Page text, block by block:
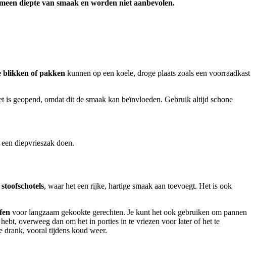
diepte van smaak en worden niet aanbevolen.
blikken of pakken kunnen op een koele, droge plaats zoals een voorraadkast
is geopend, omdat dit de smaak kan beïnvloeden. Gebruik altijd schone
diepvrieszak doen.
, waar het een rijke, hartige smaak aan toevoegt. Het is ook
voor langzaam gekookte gerechten. Je kunt het ook gebruiken om pannen
overweeg dan om het in porties in te vriezen voor later of het te
drank, vooral tijdens koud weer.